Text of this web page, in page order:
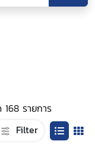
รายการ
Filter